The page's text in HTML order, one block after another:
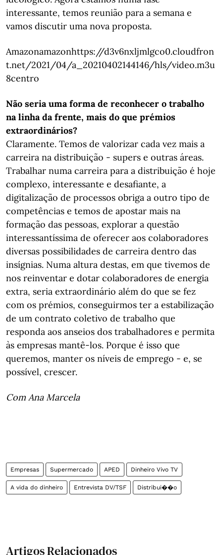
interessante, temos reunião para a semana e
vamos discutir uma nova proposta.
Amazonamazonhttps://d3v6nxljmlgco0.cloudfron
t.net/2021/04/a_20210402144146/hls/video.m3u
8centro
Não seria uma forma de reconhecer o trabalho
na linha da frente, mais do que prémios
extraordinários?
Claramente. Temos de valorizar cada vez mais a
carreira na distribuição - supers e outras áreas.
Trabalhar numa carreira para a distribuição é hoje
complexo, interessante e desafiante, a
digitalização de processos obriga a outro tipo de
competências e temos de apostar mais na
formação das pessoas, explorar a questão
interessantíssima de oferecer aos colaboradores
diversas possibilidades de carreira dentro das
insígnias. Numa altura destas, em que tivemos de
nos reinventar e dotar colaboradores de energia
extra, seria extraordinário além do que se fez
com os prémios, conseguirmos ter a estabilização
de um contrato coletivo de trabalho que
responda aos anseios dos trabalhadores e permita
às empresas mantê-los. Porque é isso que
queremos, manter os níveis de emprego - e, se
possível, crescer.
Com Ana Marcela
Empresas Supermercado APED Dinheiro Vivo TV
A vida do dinheiro Entrevista DV/TSF Distribui��o
Artigos Relacionados